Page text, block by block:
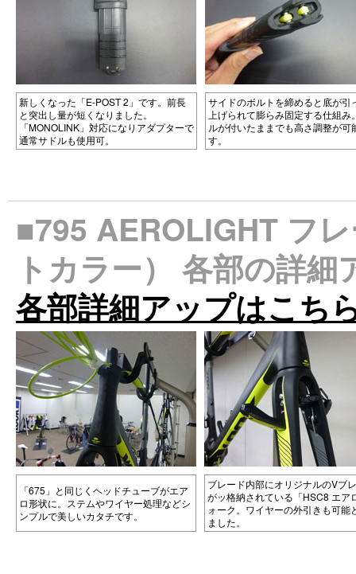
新しくなった「E-POST 2」です。前長
と突出し量が短くなりました。
「MONOLINK」対応になりアダプターで
通常サドルも使用可。
サイドのボルトを締めると底が引
上げられて膨らみ固定する仕組み
ルが付いたままでも高さ調整が可
す。
■795 AEROLIGHT フ
トカラー） 各部の詳
各部詳細アップはこち
「675」と同じくヘッドチューブがエア
ロ形状に。ステムやワイヤー処理などシ
ンプルで美しいカタチです。
ブレード内部にオリジナルのVブ
がッ格納されている「HSC8 エア
ォーク。ワイヤーの外引きも可能
ました。